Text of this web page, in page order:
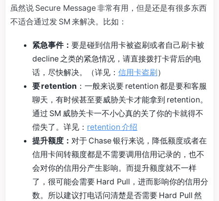
虽然说 Secure Message 非常有用，但是还是有很多东西
不适合通过发 SM 来解决。比如：
紧急事件： 要是碰到信用卡被盗刷或者自己刷卡被
decline 之类的紧急情况，请直接拨打卡背后的电
话，尽快解决。（详见： 信用卡盗刷）
要 retention ：一般来说要 retention 都是要和客服
聊天，有时候甚至要威胁关卡才能拿到 retention。
通过 SM 威胁关卡一不小心真的关了你的卡就得不
偿失了。详见： retention 介绍
提升额度： 对于 Chase 银行来说，降低额度或者在
信用卡间转额度都是不需要调用信用记录的，也不
会对你的信用分产生影响。而提升额度就不一样
了，很可能会需要 Hard Pull，进而影响你的信用分
数。所以建议打电话问清楚是否需要 Hard Pull 然